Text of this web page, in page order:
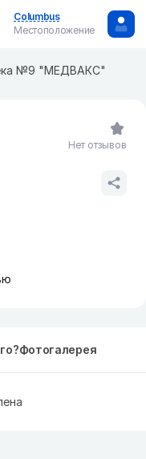
Columbus
Местоположение
№9 "МЕДВАКС"
Нет отзывов
Фотогалерея